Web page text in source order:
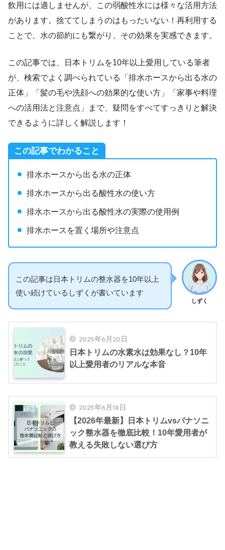
飲用には適しませんが、この弱酸性水には様々な活用方法
があります。捨ててしまうのはもったいない！再利用する
ことで、水の節約にも繋がり、その効果を実感できます。
この記事では、日本トリムを10年以上愛用している筆者
が、検索でよく調べられている「排水ホースから出る水の
正体」「髪の毛や洗顔への効果的な使い方」「家事や料理
への活用法と注意点」まで、疑問をすべてすっきりと解決
できるように詳しく解説します！
この記事でわかること
排水ホースから出る水の正体
排水ホースから出る酸性水の使い方
排水ホースから出る酸性水の実際の使用例
排水ホースを置く場所や注意点
しずく
この記事は日本トリムの整水器を10年以上
使い続けているしずくが書いています
2025年6月20日
日本トリムの水素水は効果なし？10年
以上愛用者のリアルな本音
2025年6月18日
【2026年最新】日本トリムvsパナソニ
ック整水器を徹底比較！10年愛用者が
教える失敗しない選び方